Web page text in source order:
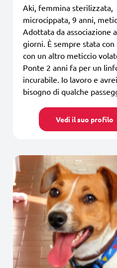
Aki, femmina sterilizzata,
microcippata, 9 anni,
Adottata da associazione
giorni. È sempre stata con
con un altro meticcio
Ponte 2 anni fa per un
incurabile. Io lavoro e avrei
bisogno di qualche
Vedi il suo profilo